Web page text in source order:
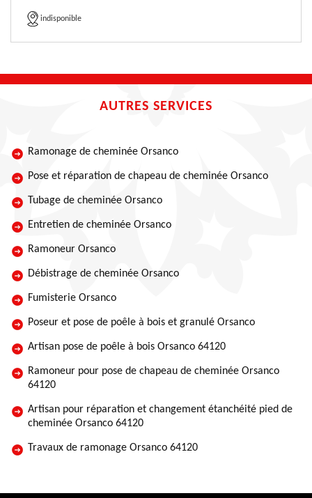
indisponible
AUTRES SERVICES
Ramonage de cheminée Orsanco
Pose et réparation de chapeau de cheminée Orsanco
Tubage de cheminée Orsanco
Entretien de cheminée Orsanco
Ramoneur Orsanco
Débistrage de cheminée Orsanco
Fumisterie Orsanco
Poseur et pose de poêle à bois et granulé Orsanco
Artisan pose de poêle à bois Orsanco 64120
Ramoneur pour pose de chapeau de cheminée Orsanco
64120
Artisan pour réparation et changement étanchéité pied de
cheminée Orsanco 64120
Travaux de ramonage Orsanco 64120